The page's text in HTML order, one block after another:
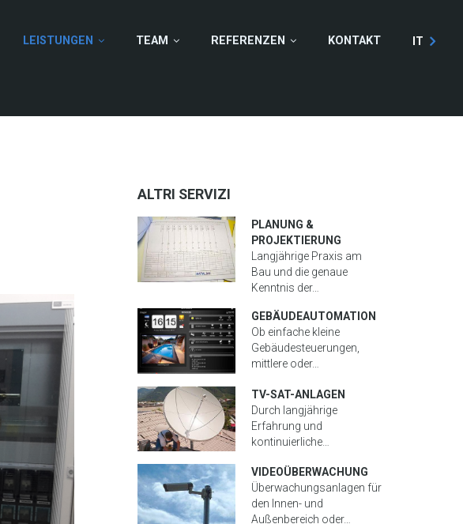
IT
LEISTUNGEN TEAM REFERENZEN KONTAKT
ALTRI SERVIZI
PLANUNG &
PROJEKTIERUNG
Langjährige Praxis am
Bau und die genaue
Kenntnis der…
GEBÄUDEAUTOMATION
Ob einfache kleine
Gebäudesteuerungen,
mittlere oder…
TV-SAT-ANLAGEN
Durch langjährige
Erfahrung und
kontinuierliche…
VIDEOÜBERWACHUNG
Überwachungsanlagen für
den Innen- und
Außenbereich oder…